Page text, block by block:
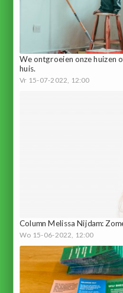
We ontgroeien onze huizen
huis.
Vr 15-07-2022, 12:00
Column Melissa Nijdam:
Wo 15-06-2022, 12:00